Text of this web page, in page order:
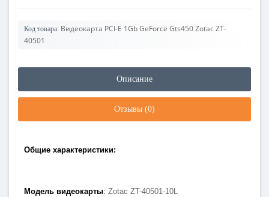
Код товара: Видеокарта PCI-E 1Gb GeForce Gts450 Zotac ZT-
40501
Описание
Отзывы (0)
Общие характеристики:
Модель видеокарты: Zotac ZT-40501-10L